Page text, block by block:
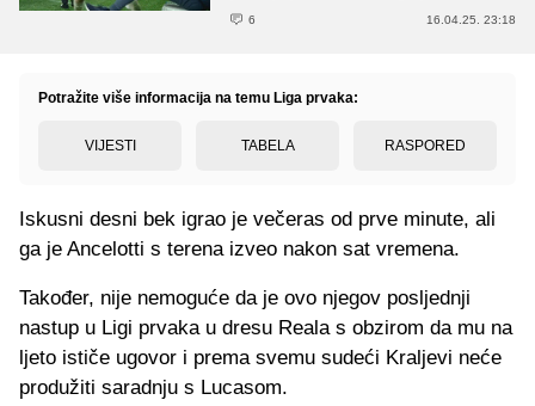
6 16.04.25. 23:18
Potražite više informacija na temu Liga prvaka:
VIJESTI TABELA RASPORED
Iskusni desni bek igrao je večeras od prve minute, ali
ga je Ancelotti s terena izveo nakon sat vremena.
Također, nije nemoguće da je ovo njegov posljednji
nastup u Ligi prvaka u dresu Reala s obzirom da mu na
ljeto ističe ugovor i prema svemu sudeći Kraljevi neće
produžiti saradnju s Lucasom.